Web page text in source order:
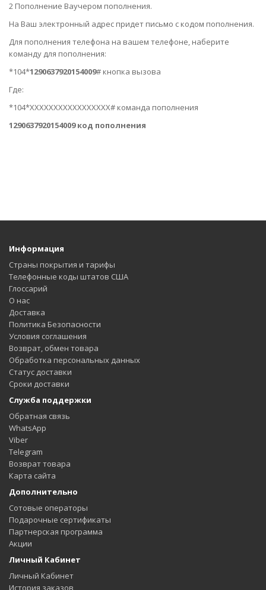
2 Пополнение Ваучером пополнения.
На Ваш электронный адрес придет письмо с кодом пополнения.
Для пополнения телефона на вашем телефоне, наберите
команду для пополнения:
*104*1290637920154009# кнопка вызова
Где:
*104*ХХХХХХХХХХХХХХХХХ# команда пополнения
1290637920154009 код пополнения
Информация
Страны покрытия и тарифы
Телефонные коды штатов США
Глоссарий
О нас
Доставка
Политика Безопасности
Условия соглашения
Возврат, обмен товара
Обработка персональных данных
Статус доставки
Сроки доставки
Служба поддержки
Обратная связь
WhatsApp
Viber
Telegram
Возврат товара
Карта сайта
Дополнительно
Сотовые операторы
Подарочные сертификаты
Партнерская программа
Акции
Личный Кабинет
Личный Кабинет
История заказов